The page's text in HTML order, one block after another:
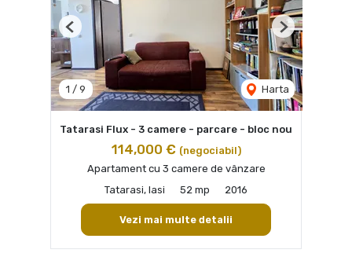
1 / 9 Harta
Previous Next
Tatarasi Flux - 3 camere - parcare - bloc nou
114,000 € (negociabil)
Apartament cu 3 camere de vânzare
Tatarasi, Iasi
52 mp 2016
Vezi mai multe detalii